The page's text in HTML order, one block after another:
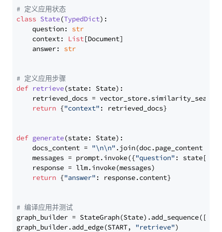
# 定义应用状态
class State(TypedDict):
    question:
str
    context:
List[Document]
    answer:
str
# 定义应用步骤
def retrieve(state: State):
retrieved_docs =
return {"context" : retrieved_docs}
def generate(state: State):
    docs_content =
"\n\n" .join(doc.page_content
    messages = prompt.invoke({
"question" : state[
    response = llm.invoke(messages)
return {"answer" : response.content}
# 编译应用并测试
graph_builder =
graph_builder.add_edge(START, "retrieve")